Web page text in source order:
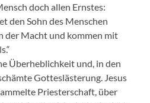
doch allen Ernstes:
den Sohn des Menschen
der Macht und kommen mit
Überheblichkeit und, in den
Gotteslästerung. Jesus
Priesterschaft, über